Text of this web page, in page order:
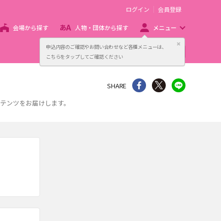
申込内容のご確認やお問い合わせなど各種メニューは、
こちらをタップしてご確認ください
閉じる
ログイン 会員登録
会場から探す 人物・団体から探す メニュー
主催者向け販売サービス
ツをお届けします。
SHARE シェア Twitter